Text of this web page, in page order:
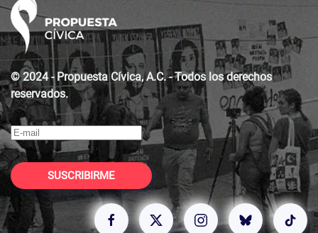
© 2024 - Propuesta Cívica, A.C. - Todos los derechos
reservados.
SUSCRIBIRME